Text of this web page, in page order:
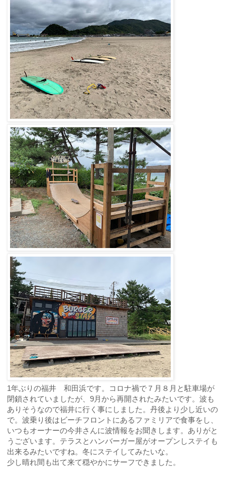
1年ぶりの福井 和田浜です。コロナ禍で７月８月と駐車場が
閉鎖されていましたが、9月から再開されたみたいです。波も
ありそうなので福井に行く事にしました。丹後より少し近いの
で。波乗り後はビーチフロントにあるファミリアで食事をし、
いつもオーナーの今井さんに波情報をお聞きします。ありがと
うございます。テラスとハンバーガー屋がオープンしステイも
出来るみたいですね。冬にステイしてみたいな。
少し晴れ間も出て来て穏やかにサーフできました。